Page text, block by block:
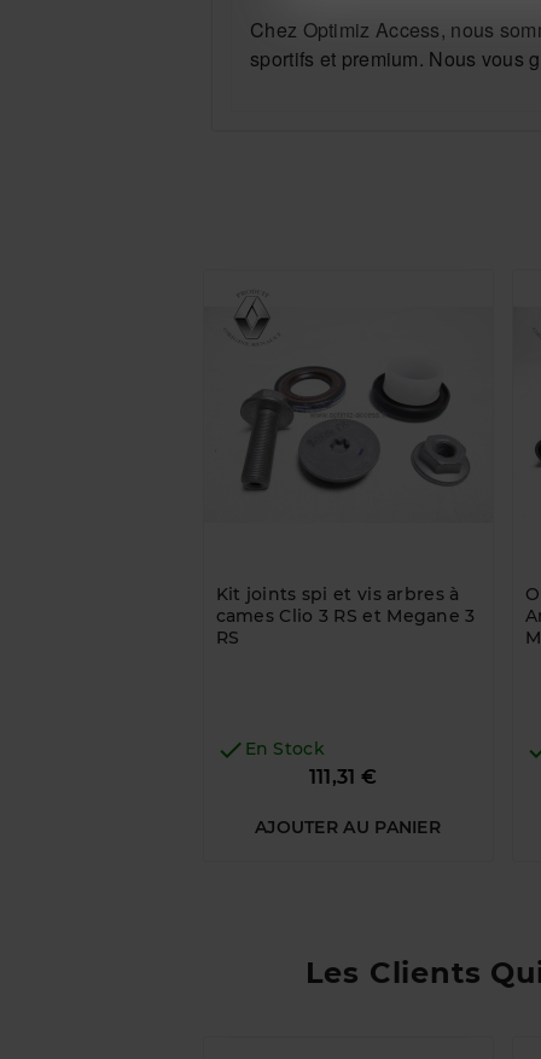
Chez Optimiz Access, nous
sportifs et premium. Nous vous
Kit joints spi et vis arbres à
cames Clio 3 RS et Megane 3
RS
 En Stock
111,31 €
AJOUTER AU PANIER
Les Clients